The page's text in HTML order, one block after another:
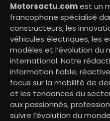
Motorsactu.comest un
francophone spécialisé
constructeurs, les
véhicules électriques, les
modèles et l’évolution du
international. Notre
information fiable,
focus sur la mobilité de
et les tendances du
aux passionnés,
suivre l’évolution du